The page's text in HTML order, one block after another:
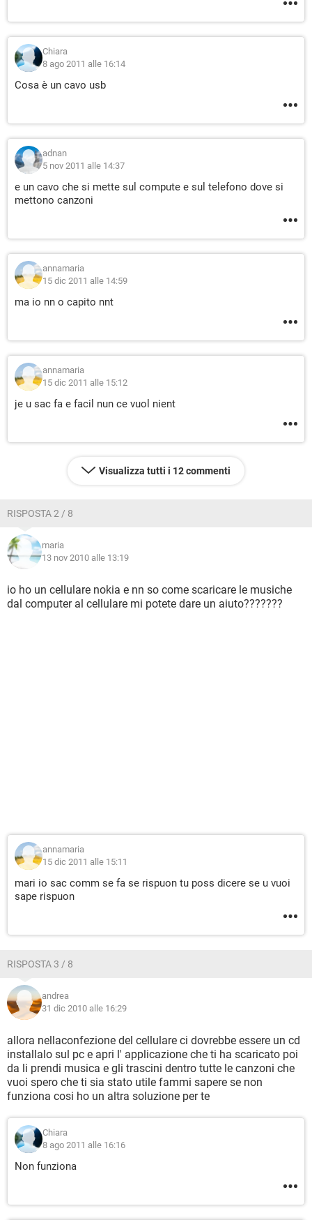
Chiara
8 ago 2011 alle 16:14
Cosa è un cavo usb
adnan
5 nov 2011 alle 14:37
e un cavo che si mette sul compute e sul telefono dove si
mettono canzoni
annamaria
15 dic 2011 alle 14:59
ma io nn o capito nnt
annamaria
15 dic 2011 alle 15:12
je u sac fa e facil nun ce vuol nient
Visualizza tutti i 12 commenti
RISPOSTA 2 / 8
maria
13 nov 2010 alle 13:19
io ho un cellulare nokia e nn so come scaricare le musiche
dal computer al cellulare mi potete dare un aiuto???????
annamaria
15 dic 2011 alle 15:11
mari io sac comm se fa se rispuon tu poss dicere se u vuoi
sape rispuon
RISPOSTA 3 / 8
andrea
31 dic 2010 alle 16:29
allora nellaconfezione del cellulare ci dovrebbe essere un cd
installalo sul pc e apri l' applicazione che ti ha scaricato poi
da li prendi musica e gli trascini dentro tutte le canzoni che
vuoi spero che ti sia stato utile fammi sapere se non
funziona cosi ho un altra soluzione per te
Chiara
8 ago 2011 alle 16:16
Non funziona